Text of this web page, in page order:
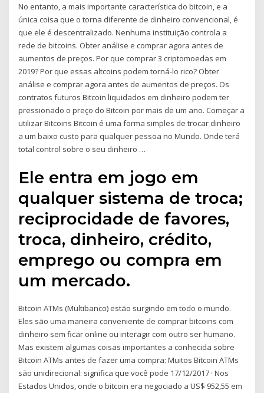
No entanto, a mais importante característica do bitcoin, e a
única coisa que o torna diferente de dinheiro convencional, é
que ele é descentralizado. Nenhuma instituição controla a
rede de bitcoins. Obter análise e comprar agora antes de
aumentos de preços. Por que comprar 3 criptomoedas em
2019? Por que essas altcoins podem torná-lo rico? Obter
análise e comprar agora antes de aumentos de preços. Os
contratos futuros Bitcoin liquidados em dinheiro podem ter
pressionado o preço do Bitcoin por mais de um ano. Começar a
utilizar Bitcoins Bitcoin é uma forma simples de trocar dinheiro
a um baixo custo para qualquer pessoa no Mundo. Onde terá
total control sobre o seu dinheiro …
Ele entra em jogo em
qualquer sistema de troca;
reciprocidade de favores,
troca, dinheiro, crédito,
emprego ou compra em
um mercado.
Bitcoin ATMs (Multibanco) estão surgindo em todo o mundo.
Eles são uma maneira conveniente de comprar bitcoins com
dinheiro sem ficar online ou interagir com outro ser humano.
Mas existem algumas coisas importantes a conhecida sobre
Bitcoin ATMs antes de fazer uma compra: Muitos Bitcoin ATMs
são unidirecional: significa que você pode 17/12/2017 · Nos
Estados Unidos, onde o bitcoin era negociado a US$ 952,55 em